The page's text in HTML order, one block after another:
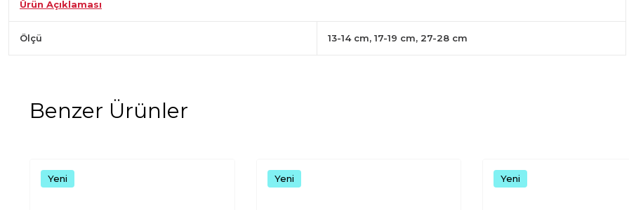
Ürün Açıklaması
Ölçü 13-14 cm, 17-19 cm, 27-28 cm
Benzer Ürünler
Yeni Yeni Yeni